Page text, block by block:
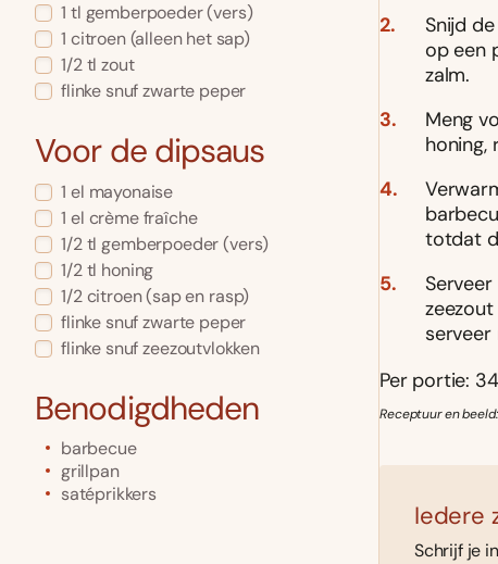
1 tl gemberpoeder(vers)
1 citroen(alleen het sap)
1/2 tl zout
flinke snuf zwarte peper
Voor de dipsaus
1 el mayonaise
1 el crème fraîche
1/2 tl gemberpoeder(vers)
1/2 tl honing
1/2 citroen(sap en rasp)
flinke snuf zwarte peper
flinke snuf zeezoutvlokken
Benodigdheden
barbecue
grillpan
satéprikkers
Snijd
op een
zalm.
Meng
honing,
totdat
serveer
Per portie:
Receptuur en
Iedere
Schrijf je